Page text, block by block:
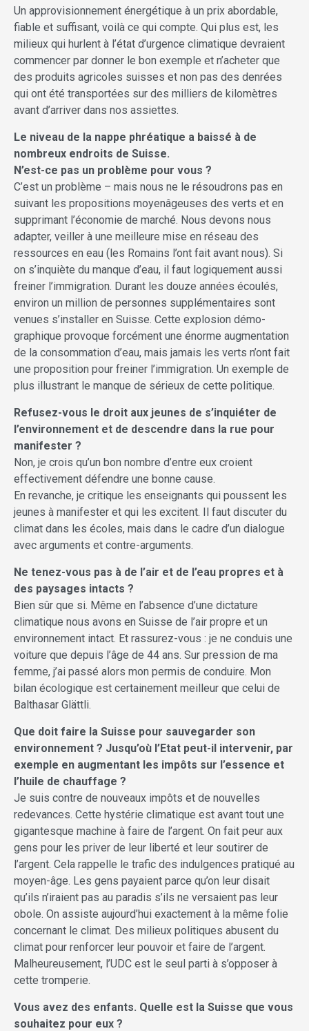
Un approvisionnement énergétique à un prix abordable,
fiable et suffisant, voilà ce qui compte. Qui plus est, les
milieux qui hurlent à l’état d’urgence climatique devraient
commencer par donner le bon exemple et n’acheter que
des produits agricoles suisses et non pas des denrées
qui ont été transportées sur des milliers de kilomètres
avant d’arriver dans nos assiettes.
Le niveau de la nappe phréatique a baissé à de
nombreux endroits de Suisse.
N’est-ce pas un problème pour vous ?
C’est un problème – mais nous ne le résoudrons pas en
suivant les propositions moyenâgeuses des verts et en
supprimant l’économie de marché. Nous devons nous
adapter, veiller à une meilleure mise en réseau des
ressources en eau (les Romains l’ont fait avant nous). Si
on s’inquiète du manque d’eau, il faut logiquement aussi
freiner l’immi­gration. Durant les douze années écoulés,
environ un million de personnes supplémentaires sont
venues s’installer en Suisse. Cette explosion démo­
graphique provoque forcément une énorme augmentation
de la consommation d’eau, mais jamais les verts n’ont fait
une proposition pour freiner l’immigration. Un exemple de
plus illustrant le manque de sérieux de cette politique.
Refusez-vous le droit aux jeunes de s’inquiéter de
l’environnement et de descendre dans la rue pour
manifester ?
Non, je crois qu’un bon nombre d’entre eux croient
effectivement défendre une bonne cause.
En revanche, je critique les enseignants qui poussent les
jeunes à manifester et qui les excitent. Il faut discuter du
climat dans les écoles, mais dans le cadre d’un dialogue
avec arguments et contre-arguments.
Ne tenez-vous pas à de l’air et de l’eau propres et à
des paysages intacts ?
Bien sûr que si. Même en l’absence d’une dictature
climatique nous avons en Suisse de l’air propre et un
environnement intact. Et rassurez-vous : je ne conduis une
voiture que depuis l’âge de 44 ans. Sur pression de ma
femme, j’ai passé alors mon permis de conduire. Mon
bilan écologique est certainement meilleur que celui de
Balthasar Glättli.
Que doit faire la Suisse pour sauvegarder son
environnement ? Jusqu’où l’Etat peut-il intervenir, par
exemple en augmentant les impôts sur l’essence et
l’huile de chauffage ?
Je suis contre de nouveaux impôts et de nouvelles
redevances. Cette hystérie climatique est avant tout une
gigantesque machine à faire de l’argent. On fait peur aux
gens pour les priver de leur liberté et leur soutirer de
l’argent. Cela rappelle le trafic des indulgences pratiqué au
moyen-âge. Les gens payaient parce qu’on leur disait
qu’ils n’iraient pas au paradis s’ils ne versaient pas leur
obole. On assiste aujourd’hui exactement à la même folie
concernant le climat. Des milieux politiques abusent du
climat pour renforcer leur pouvoir et faire de l’argent.
Malheureusement, l’UDC est le seul parti à s’opposer à
cette tromperie.
Vous avez des enfants. Quelle est la Suisse que vous
souhaitez pour eux ?